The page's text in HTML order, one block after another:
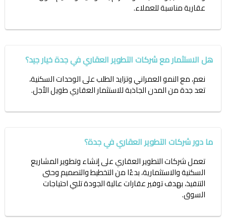
عقارية مناسبة للعملاء.
هل الاستثمار مع شركات التطوير العقاري في جدة خيار جيد؟
نعم، مع النمو العمراني وتزايد الطلب على الوحدات السكنية،
تعد جدة من المدن الجاذبة للاستثمار العقاري طويل الأجل.
ما دور شركات التطوير العقاري في جدة؟
تعمل شركات التطوير العقاري على إنشاء وتطوير المشاريع
السكنية والاستثمارية، بدءًا من التخطيط والتصميم وحتى
التنفيذ، بهدف توفير عقارات عالية الجودة تلبي احتياجات
السوق.